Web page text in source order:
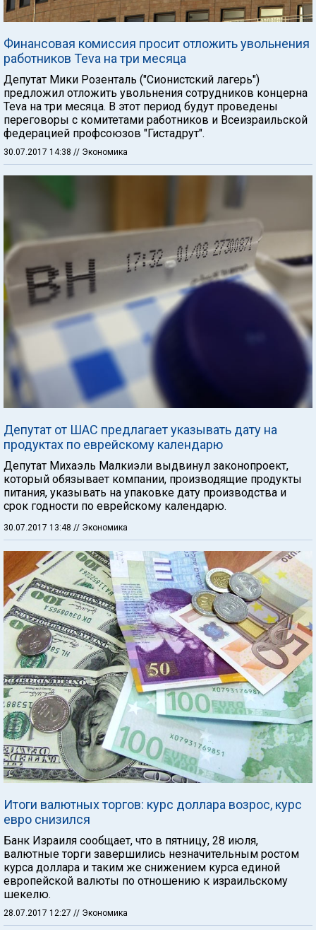
Финансовая комиссия просит отложить увольнения
работников Teva на три месяца
Депутат Мики Розенталь ("Сионистский лагерь")
предложил отложить увольнения сотрудников концерна
Teva на три месяца. В этот период будут проведены
переговоры с комитетами работников и Всеизраильской
федерацией профсоюзов "Гистадрут".
30.07.2017 14:38 // Экономика
Депутат от ШАС предлагает указывать дату на
продуктах по еврейскому календарю
Депутат Михаэль Малкиэли выдвинул законопроект,
который обязывает компании, производящие продукты
питания, указывать на упаковке дату производства и
срок годности по еврейскому календарю.
30.07.2017 13:48 // Экономика
Итоги валютных торгов: курс доллара возрос, курс
евро снизился
Банк Израиля сообщает, что в пятницу, 28 июля,
валютные торги завершились незначительным ростом
курса доллара и таким же снижением курса единой
европейской валюты по отношению к израильскому
шекелю.
28.07.2017 12:27 // Экономика